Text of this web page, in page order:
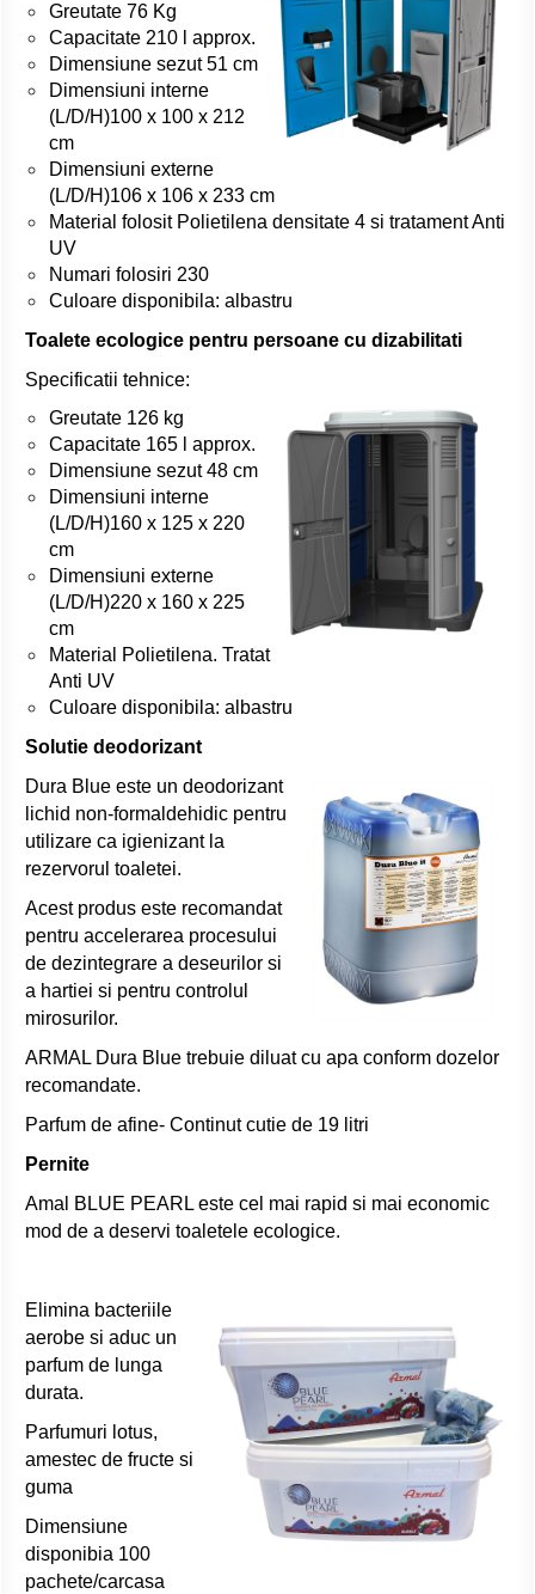
Greutate 76 Kg
Capacitate 210 l approx.
Dimensiune sezut 51 cm
Dimensiuni interne
(L/D/H)100 x 100 x 212
cm
Dimensiuni externe
(L/D/H)106 x 106 x 233 cm
Material folosit Polietilena densitate 4 si tratament Anti
UV
Numari folosiri 230
Culoare disponibila: albastru
Toalete ecologice pentru persoane cu dizabilitati
Specificatii tehnice:
Greutate 126 kg
Capacitate 165 l approx.
Dimensiune sezut 48 cm
Dimensiuni interne
(L/D/H)160 x 125 x 220
cm
Dimensiuni externe
(L/D/H)220 x 160 x 225
cm
Material Polietilena. Tratat
Anti UV
Culoare disponibila: albastru
Solutie deodorizant
Dura Blue este un deodorizant
lichid non-formaldehidic pentru
utilizare ca igienizant la
rezervorul toaletei.
Acest produs este recomandat
pentru accelerarea procesului
de dezintegrare a deseurilor si
a hartiei si pentru controlul
mirosurilor.
ARMAL Dura Blue trebuie diluat cu apa conform dozelor
recomandate.
Parfum de afine- Continut cutie de 19 litri
Pernite
Amal BLUE PEARL este cel mai rapid si mai economic
mod de a deservi toaletele ecologice.
Elimina bacteriile
aerobe si aduc un
parfum de lunga
durata.
Parfumuri lotus,
amestec de fructe si
guma
Dimensiune
disponibia 100
pachete/carcasa